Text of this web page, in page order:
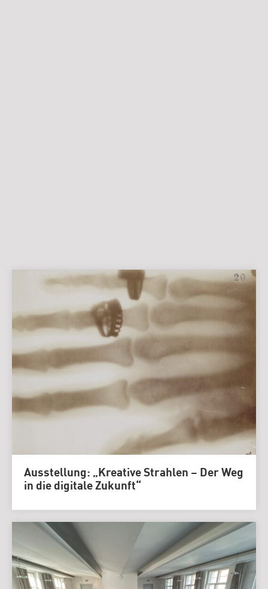
Ausstellung: „Kreative Strahlen – Der Weg
in die digitale Zukunft“